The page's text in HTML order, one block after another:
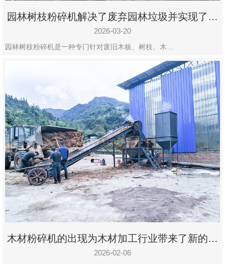
园林树枝粉碎机解决了废弃园林垃圾并实现了再
利用
2026-03-20
园林树枝粉碎机是一种专门针对废旧木板、树枝、木…
木材粉碎机的出现为木材加工行业带来了新的变
化
2026-02-06